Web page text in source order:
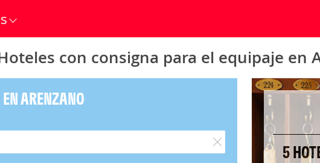
con consigna para el equipaje en
ARENZANO
5